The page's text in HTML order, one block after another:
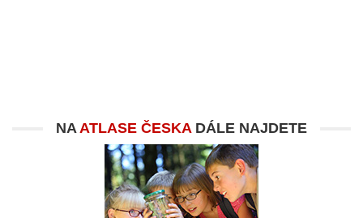
NAATLASE ČESKADÁLE NAJDETE